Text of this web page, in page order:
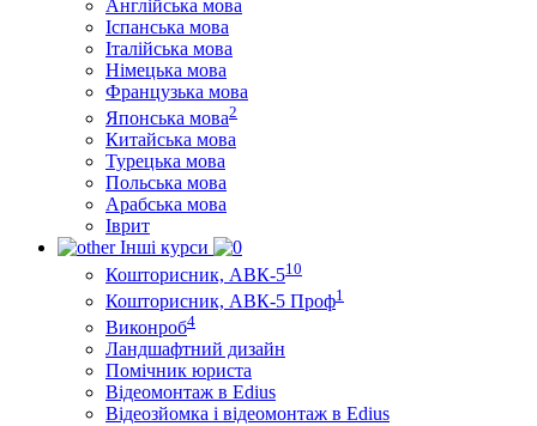
Англійська мова
Іспанська мова
Італійська мова
Німецька мова
Французька мова
Японська мова2
Китайська мова
Турецька мова
Польська мова
Арабська мова
Іврит
Інші курси
Кошторисник, АВК-510
Кошторисник, АВК-5 Проф1
Виконроб4
Ландшафтний дизайн
Помічник юриста
Відеомонтаж в Edius
Відеозйомка і відеомонтаж в Edius